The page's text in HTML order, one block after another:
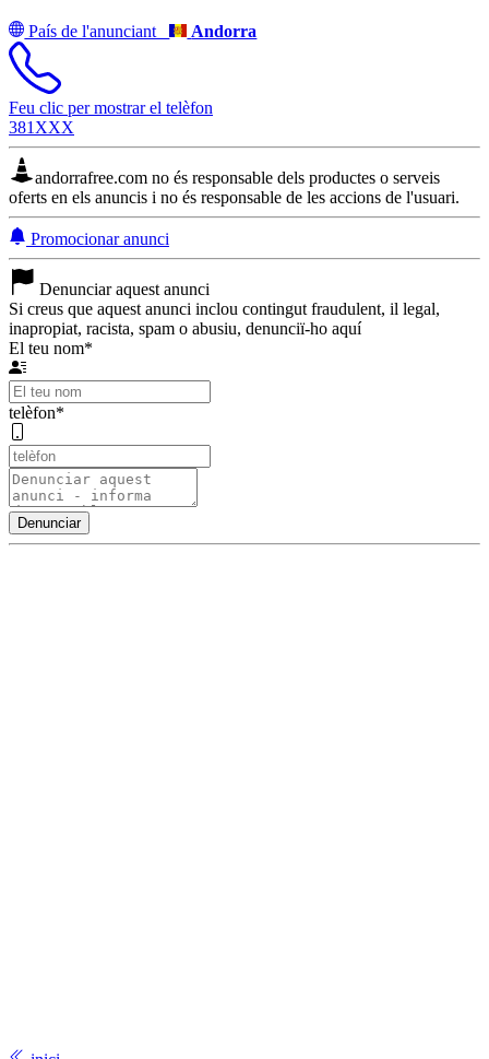
País de l'anunciant Andorra
Feu clic per mostrar el telèfon
381XXX
andorrafree.com no és responsable dels productes o serveis
oferts en els anuncis i no és responsable de les accions de l'usuari.
Promocionar anunci
Denunciar aquest anunci
Si creus que aquest anunci inclou contingut fraudulent, il legal,
inapropiat, racista, spam o abusiu, denunciï-ho aquí
El teu nom*
telèfon*